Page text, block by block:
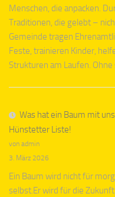
Menschen, die anpacken.
Traditionen, die gelebt –
Gemeinde tragen
Feste, trainieren Kinder,
Strukturen am Laufen.
Was hat ein Baum mit
Hünstetter Liste!
von admin
3. März 2026
Ein Baum wird nicht für
selbst.Er wird für die